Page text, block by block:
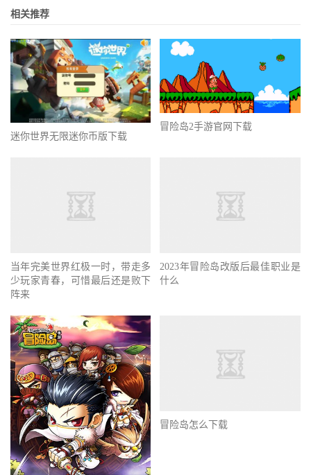
相关推荐
迷你世界无限迷你币版下载
冒险岛2手游官网下载
当年完美世界红极一时，带走多
少玩家青春，可惜最后还是败下
阵来
2023年冒险岛改版后最佳职业是
什么
冒险岛怎么下载